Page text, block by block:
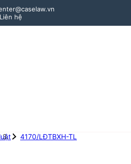
Liên hệ
4170/LĐTBXH-TL